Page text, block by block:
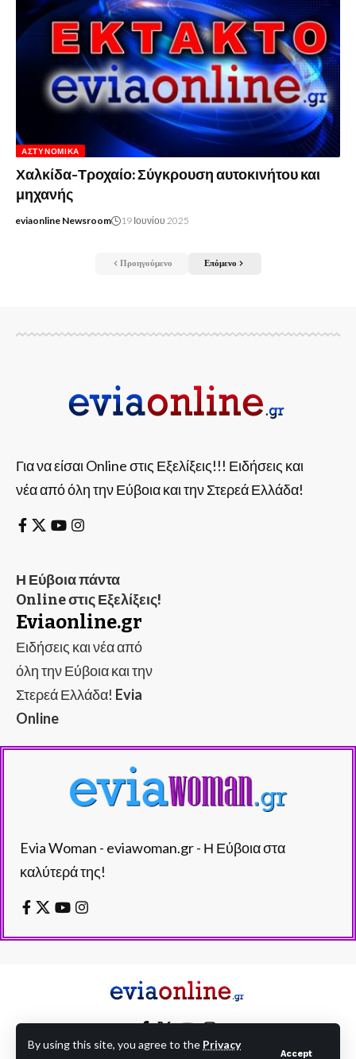
By using this site, you agree to the Privacy
Accept
ΑΣΤΥΝΟΜΙΚΆ
Χαλκίδα-Τροχαίο: Σύγκρουση αυτοκινήτου και
μηχανής
eviaonline Newsroom 19 Ιουνίου 2025
Προηγούμενο Επόμενο
Για να είσαι Online στις Εξελίξεις!!! Ειδήσεις και
νέα από όλη την Εύβοια και την Στερεά Ελλάδα!
Η Εύβοια πάντα
Online στις Εξελίξεις!
Eviaonline.gr
Ειδήσεις και νέα από
όλη την Εύβοια και την
Στερεά Ελλάδα! Evia
Online
Evia Woman - eviawoman.gr - Η Εύβοια στα
καλύτερά της!